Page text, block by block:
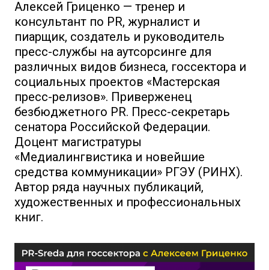
Алексей Гриценко — тренер и
консультант по PR, журналист и
пиарщик, создатель и руководитель
пресс-службы на аутсорсинге для
различных видов бизнеса, госсектора и
социальных проектов «Мастерская
пресс-релизов». Приверженец
безбюджетного PR. Пресс-секретарь
сенатора Российской Федерации.
Доцент магистратуры
«Медиалингвистика и новейшие
средства коммуникации» РГЭУ (РИНХ).
Автор ряда научных публикаций,
художественных и профессиональных
книг.